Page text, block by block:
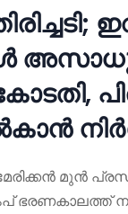
മുൻ